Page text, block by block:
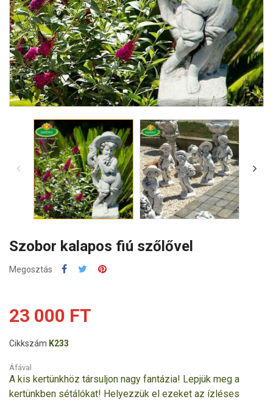
Szobor kalapos fiú szőlővel
Megosztás
23 000 FT
Cikkszám K233
Áfával
A kis kertünkhöz társuljon nagy fantázia! Lepjük meg a
kertünkben sétálókat! Helyezzük el ezeket az ízléses